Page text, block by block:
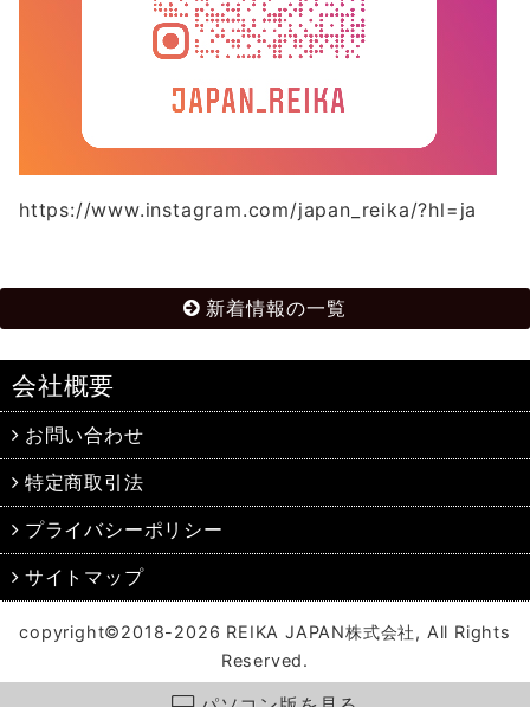
https://www.instagram.com/japan_reika/?hl=ja
新着情報の一覧
会社概要
お問い合わせ
特定商取引法
プライバシーポリシー
サイトマップ
copyright©2018-2026 REIKA JAPAN株式会社, All Rights
Reserved.